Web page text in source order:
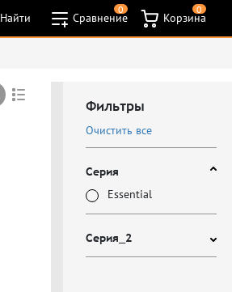
Найти Сравнение
0
Корзина
0
Фильтры
Очистить все
Серия
Essential
Серия_2